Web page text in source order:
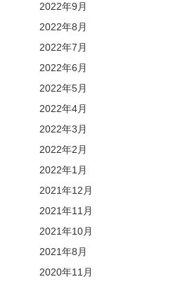
2022年9月
2022年8月
2022年7月
2022年6月
2022年5月
2022年4月
2022年3月
2022年2月
2022年1月
2021年12月
2021年11月
2021年10月
2021年8月
2020年11月